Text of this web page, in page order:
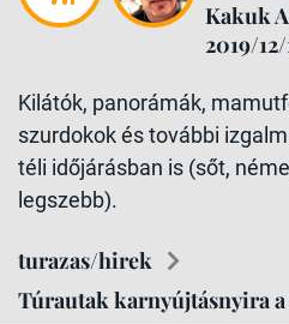
Kakuk
2019/
Kilátók, panorámák,
szurdokok és további
téli időjárásban is (sőt,
legszebb).
turazas/hirek
Túrautak karnyújtásnyira